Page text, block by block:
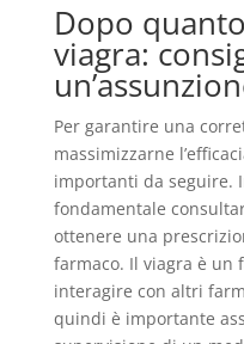
Dopo
viagra:
Per garantire una
massimizzarne
importanti da seguire.
fondamentale
ottenere una
farmaco. Il viagra è un
interagire con altri
quindi è importante